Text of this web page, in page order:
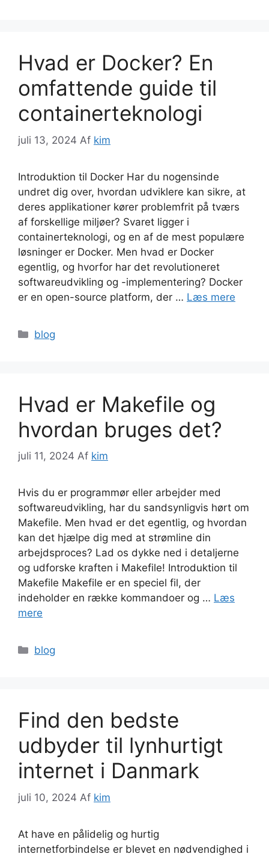
Hvad er Docker? En
omfattende guide til
containerteknologi
juli 13, 2024 Af kim
Introduktion til Docker Har du nogensinde
undret dig over, hvordan udviklere kan sikre, at
deres applikationer kører problemfrit på tværs
af forskellige miljøer? Svaret ligger i
containerteknologi, og en af de mest populære
løsninger er Docker. Men hvad er Docker
egentlig, og hvorfor har det revolutioneret
softwareudvikling og -implementering? Docker
er en open-source platform, der … Læs mere
Kategorier
blog
Hvad er Makefile og
hvordan bruges det?
juli 11, 2024 Af kim
Hvis du er programmør eller arbejder med
softwareudvikling, har du sandsynligvis hørt om
Makefile. Men hvad er det egentlig, og hvordan
kan det hjælpe dig med at strømline din
arbejdsproces? Lad os dykke ned i detaljerne
og udforske kraften i Makefile! Introduktion til
Makefile Makefile er en speciel fil, der
indeholder en række kommandoer og … Læs
mere
Kategorier
blog
Find den bedste
udbyder til lynhurtigt
internet i Danmark
juli 10, 2024 Af kim
At have en pålidelig og hurtig
internetforbindelse er blevet en nødvendighed i